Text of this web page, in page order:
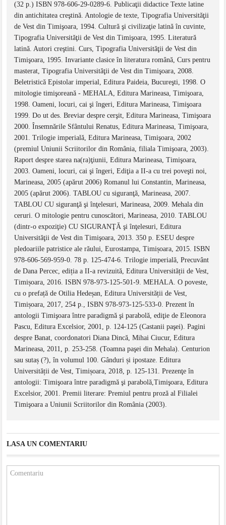
(32 p.) ISBN 978-606-29-0289-6. Publicaţii didactice Texte latine
din antichitatea creştină. Antologie de texte, Tipografia Universităţii
de Vest din Timişoara, 1994. Cultură şi civilizaţie latină în cuvinte,
Tipografia Universităţii de Vest din Timişoara, 1995. Literatură
latină. Autori creştini. Curs, Tipografia Universităţii de Vest din
Timişoara, 1995. Invariante clasice în literatura română, Curs pentru
masterat, Tipografia Universităţii de Vest din Timişoara, 2008.
Beletristică Epistolar imperial, Editura Paideia, Bucureşti, 1998. O
mitologie timişoreană - MEHALA, Editura Marineasa, Timişoara,
1998. Oameni, locuri, cai şi îngeri, Editura Marineasa, Timişoara
1999. Do ut des. Breviar despre cerşit, Editura Marineasa, Timişoara
2000. Însemnările Sfântului Renatus, Editura Marineasa, Timişoara,
2001. Trilogie imperială, Editura Marineasa, Timişoara, 2002
(premiul Uniunii Scriitorilor din România, filiala Timişoara, 2003).
Raport despre starea na(ra)ţiunii, Editura Marineasa, Timişoara,
2003. Oameni, locuri, cai şi îngeri, Ediţia a II-a cu trei poveşti noi,
Marineasa, 2005 (apărut 2006) Romanul lui Constantin, Marineasa,
2005 (apărut 2006). TABLOU cu siguranţă, Marineasa, 2007.
TABLOU CU siguranţă şi înţelesuri, Marineasa, 2009. Mehala din
ceruri. O mitologie pentru cunoscători, Marineasa, 2010. TABLOU
(dintr-o expoziţie) CU SIGURANŢĂ şi înţelesuri, Editura
Universităţii de Vest din Timişoara, 2013. 350 p. ESEU despre
pledoariile patristice ale răului, Eurostampa, Timișoara, 2015. ISBN
978-606-569-959-0. 78 p. 125-474-6. Trilogie imperială, Precuvânt
de Dana Percec, ediția a II-a revizuită, Editura Universității de Vest,
Timișoara, 2016. ISBN 978-973-125-501-9. MEHALA. O poveste,
cu o prefață de Otilia Hedeșan, Editura Universității de Vest,
Timișoara, 2017, 254 p., ISBN 978-973-125-533-0. Prezent în
antologii Timişoara între paradigmă şi parabolă, ediţie de Eleonora
Pascu, Editura Excelsior, 2001, p. 124-125 (Castanii paşei). Pagini
despre Banat, coordonatori Diana Dincă, Mihai Ciucur, Editura
Marineasa, 2011, p. 253-258. (Toamna paşei din Mehala). Centurion
sau sutaș (?), în volumul 100. Gânduri și ipostaze. Editura
Universității de Vest, Timișoara, 2018, p. 125-131. Prezenţe în
antologii: Timişoara între paradigmă şi parabolă,Timişoara, Editura
Excelsior, 2001. Premii literare: Premiul pentru proză al Filialei
Timişoara a Uniunii Scriitorilor din România (2003).
LASA UN COMENTARIU